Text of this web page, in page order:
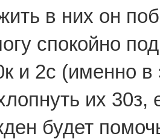
в них он
спокойно
и 2с (именно в
их
будет